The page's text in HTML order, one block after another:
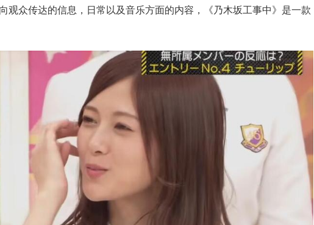
观众传达的信息，日常以及音乐方面的内容，《乃木坂工事中》是一款